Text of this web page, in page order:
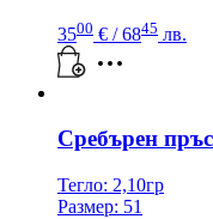
3500 € / 6845 лв.
Сребърен
Тегло: 2,10гр
Размер: 51